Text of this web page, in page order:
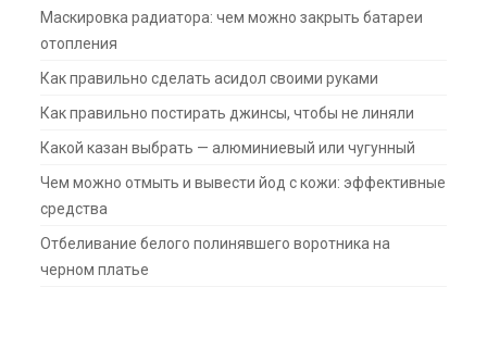
Маскировка радиатора: чем можно закрыть батареи
отопления
Как правильно сделать асидол своими руками
Как правильно постирать джинсы, чтобы не линяли
Какой казан выбрать — алюминиевый или чугунный
Чем можно отмыть и вывести йод с кожи: эффективные
средства
Отбеливание белого полинявшего воротника на
черном платье